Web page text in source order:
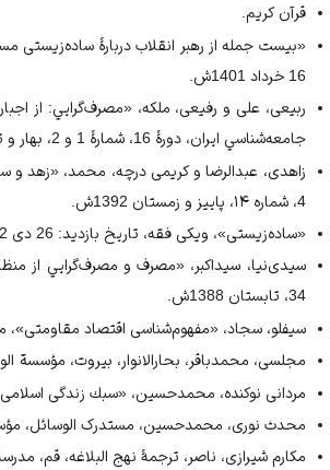
↑ مکارم شیرازی، ترجمۀ نهج البلاغه، 1374ش، ج1، ص653.
↑ مردانی‌ نوکنده، «سبك زندگى اسلامى در پرتو فرهنگ
↑ یوسفیان، «ساده‌زیستی روحانیت»، 1386ش، ص45.
↑ سیفلو، سجاد، «مفهوم‌شناسی اقتصاد مقاومتی»، 1392ش،
↑ مردانی ‌نوکنده، «سبك زندگى اسلامى در پرتو فرهنگ
↑ مکارم شیرازی، ترجمۀ نهج البلاغه، 1374ش، ج1، ص828.
↑ مردانی ‌نوکنده، «سبك زندگى اسلامى در پرتو فرهنگ
↑ مکارم شیرازی، ترجمۀ نهج البلاغه، 1374ش، ج1، ص62.
مکارم شیرازی، ترجمۀ نهج البلاغه، 1374ش، ج1، ص455.
↑
مکارم شیرازی، ترجمۀ نهج البلاغه، 1374ش، ج1، ص284.
↑
زاهدی و کریمی درچه، «زهد و ساده‌زیستی و نقش
«بیست جمله از رهبر انقلاب دربارۀ
قرآن کریم.
«بیست جمله از رهبر انقلاب دربارۀ ساده‌زیستی
16 خرداد 1401ش.
ربیعی، علی و رفیعی، ملکه، «مصرف‌گرايي: از
جامعه‌‌شناسي ايران، دورۀ 16، شمارۀ 1 و 2، بهار و تابستان ،1395ش.
زاهدی، عبدالرضا و کریمی درچه، محمد، «زهد
4، شماره ۱۴، پاييز و زمستان 1392ش.
«ساده‌زیستی»، ویکی فقه، تاریخ بازدید: 26 دی 1402ش.
34، تابستان 1388ش.
سیفلو، سجاد، «مفهوم‌شناسی اقتصاد مقاومتی»، مجلۀ معرفت
مجلسی، محمدباقر، بحارالانوار، بیروت، مؤسسة الوفا،
مردانی ‌نوکنده، محمدحسین، «سبك زندگى اسلامى در پرتو
محدث ‌نوری، محمدحسین، مستدرک ‌الوسائل،
مکارم شیرازی، ناصر، ترجمۀ نهج البلاغه، قم، مدرسۀ